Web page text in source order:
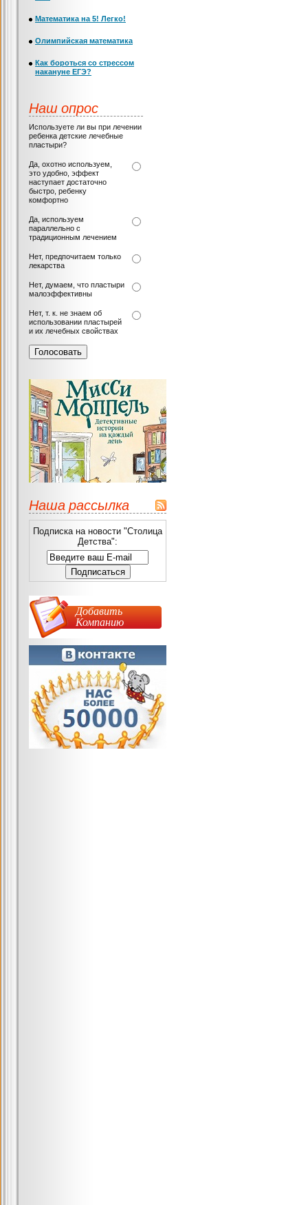
Математика на 5! Легко!
Олимпийская математика
Как бороться со стрессом
накануне ЕГЭ?
Наш опрос
Используете ли вы при лечении
ребенка детские лечебные
пластыри?
Да, охотно используем,
это удобно, эффект
наступает достаточно
быстро, ребенку
комфортно
Да, используем
параллельно с
традиционным лечением
Нет, предпочитаем только
лекарства
Нет, думаем, что пластыри
малоэффективны
Нет, т. к. не знаем об
использовании пластырей
и их лечебных свойствах
Наша рассылка
Подписка на новости "Столица
Детства":
Добавить
Компанию